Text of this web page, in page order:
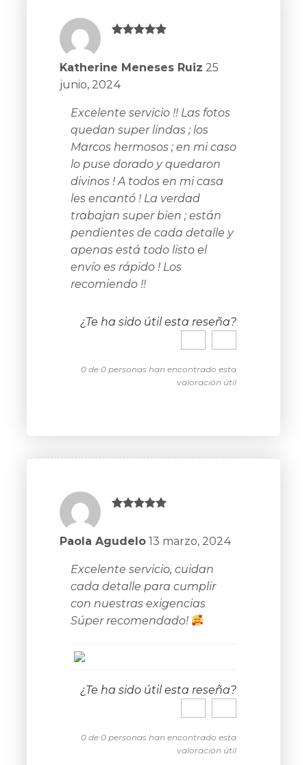
Katherine Meneses Ruiz 25
junio, 2024
Excelente servicio !! Las fotos
quedan super lindas ; los
Marcos hermosos ; en mi caso
lo puse dorado y quedaron
divinos ! A todos en mi casa
les encantó ! La verdad
trabajan super bien ; están
pendientes de cada detalle y
apenas está todo listo el
envío es rápido ! Los
recomiendo !!
¿Te ha sido útil esta reseña?
0 de 0 personas han encontrado esta
valoración útil
Paola Agudelo 13 marzo, 2024
Excelente servicio, cuidan
cada detalle para cumplir
con nuestras exigencias
Súper recomendado!
¿Te ha sido útil esta reseña?
0 de 0 personas han encontrado esta
valoración útil